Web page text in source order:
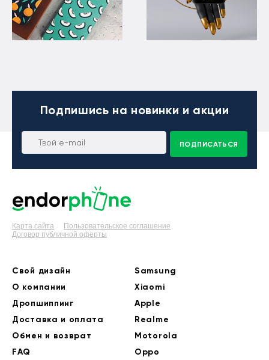
Подпишись на новинки и акции
ПОДПИСАТЬСЯ
Карта сайта
Пользовательское соглашение
Договор публичной оферты
Свой дизайн
О компании
Дропшиппинг
Доставка и оплата
Обмен и возврат
FAQ
Samsung
Xiaomi
Apple
Realme
Motorola
Oppo